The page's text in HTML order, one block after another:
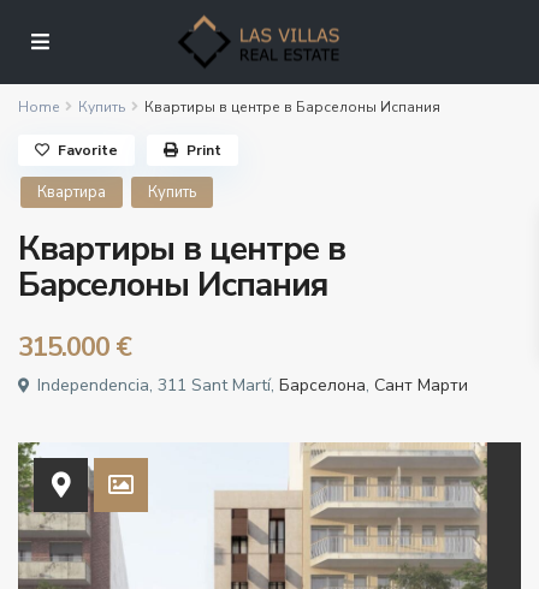
Home Купить Квартиры в центре в Барселоны Испания
Квартира Купить
Квартиры в центре в
Барселоны Испания
315.000 €
Independencia, 311 Sant Martí,Барселона, Сант Марти
Favorite Print